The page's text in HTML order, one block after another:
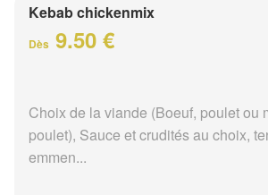
Kebab chickenmix
Dès 9.50 €
Choix de la viande (Boeuf, poulet ou
poulet), Sauce et crudités au choix,
emmen...